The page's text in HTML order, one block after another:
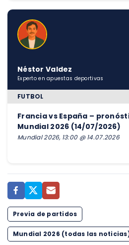
Néstor Valdez
Experto en apuestas deportivas
FUTBOL
Francia vs España –
Mundial 2026 (14/07/2026)
Mundial 2026, 13:00 @ 14.07.2026
Previa de partidos
Mundial 2026 (todas las